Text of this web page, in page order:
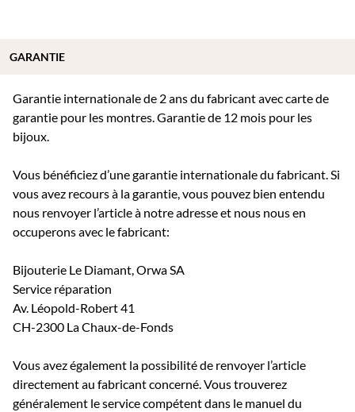
Garantie internationale de 2 ans du fabricant avec carte de
garantie pour les montres. Garantie de 12 mois pour les
bijoux.
Vous bénéficiez d’une garantie internationale du fabricant. Si
vous avez recours à la garantie, vous pouvez bien entendu
nous renvoyer l’article à notre adresse et nous nous en
occuperons avec le fabricant:
Bijouterie Le Diamant, Orwa SA
Service réparation
Av. Léopold-Robert 41
CH-2300 La Chaux-de-Fonds
Vous avez également la possibilité de renvoyer l’article
directement au fabricant concerné. Vous trouverez
généralement le service compétent dans le manuel du
GARANTIE